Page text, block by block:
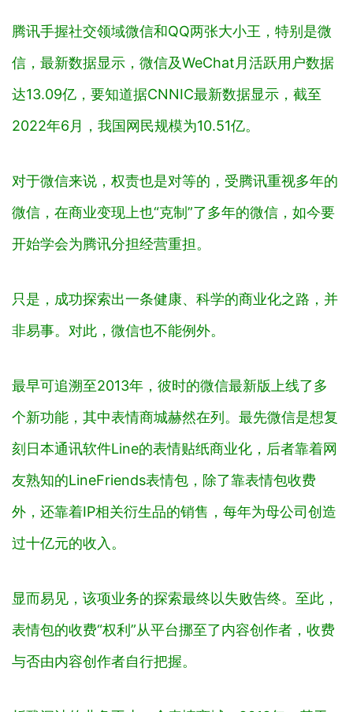
信，最新数据显示，微信及WeChat月活跃用户数据
达13.09亿，要知道据CNNIC最新数据显示，截至
2022年6月，我国网民规模为10.51亿。
微信，在商业变现上也“克制”了多年的微信，如今要
开始学会为腾讯分担经营重担。
非易事。对此，微信也不能例外。
个新功能，其中表情商城赫然在列。最先微信是想复
刻日本通讯软件Line的表情贴纸商业化，后者靠着网
友熟知的LineFriends表情包，除了靠表情包收费
外，还靠着IP相关衍生品的销售，每年为母公司创造
过十亿元的收入。
表情包的收费“权利”从平台挪至了内容创作者，收费
与否由内容创作者自行把握。